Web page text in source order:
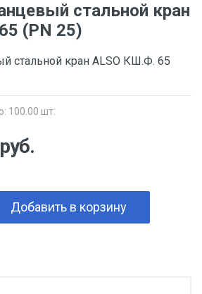
стальной кран
(PN 25)
стальной кран ALSO КШ.Ф. 65
100.00 шт.
Добавить в корзину